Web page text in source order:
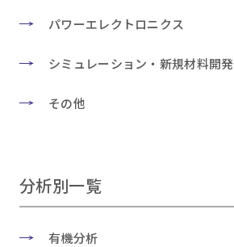
パワーエレクトロニクス
シミュレーション・新規材料開発
その他
分析別一覧
有機分析